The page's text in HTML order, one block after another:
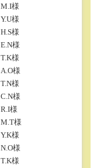
M.I様
Y.U様
H.S様
E.N様
T.K様
A.O様
T.N様
C.N様
R.I様
M.T様
Y.K様
N.O様
T.K様